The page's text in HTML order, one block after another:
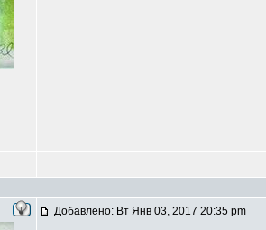
Добавлено: Вт Янв 03, 2017 20:35 pm